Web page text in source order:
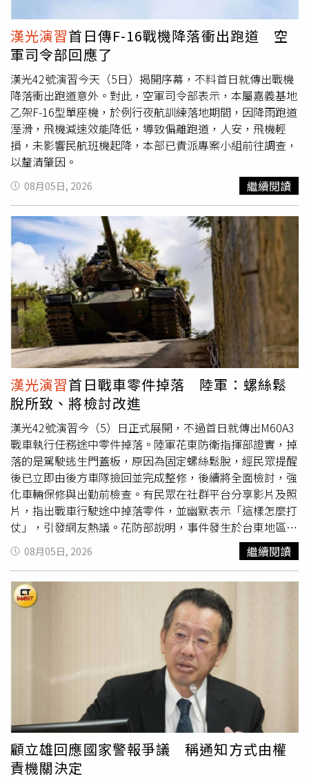
漢光演習首日傳F-16戰機降落衝出跑道 空
軍司令部回應了
漢光42號演習今天（5日）揭開序幕，不料首日就傳出戰機
降落衝出跑道意外。對此，空軍司令部表示，本屬嘉義基地
乙架F-16型單座機，於例行夜航訓練落地期間，因降雨跑道
溼滑，飛機減速效能降低，導致偏離跑道，人安，飛機輕
損，未影響民航班機起降，本部已責派專案小組前往調查，
以釐清肇因。
08月05日, 2026 繼續閱讀
漢光演習首日戰車零件掉落 陸軍：螺絲鬆
脫所致、將檢討改進
漢光42號演習今（5）日正式展開，不過首日就傳出M60A3
戰車執行任務途中零件掉落。陸軍花東防衛指揮部證實，掉
落的是駕駛逃生門蓋板，原因為固定螺絲鬆脫，經民眾提醒
後已立即由後方車隊撿回並完成整修，後續將全面檢討，強
化車輛保修與出勤前檢查。有民眾在社群平台分享影片及照
片，指出戰車行駛途中掉落零件，並幽默表示「這樣怎麼打
仗」，引發網友熱議。花防部說明，事件發生於台東地區指
揮部執行任務期間，車輛行經台東市志航路一段時，駕駛逃
生門蓋板因固定螺絲鬆脫掉落，在熱心民眾提醒下，後方車
隊立即將零件撿回，並完成修復。花防部表示，將要求各單
位落實任務前車輛檢查，並持續深化官兵保修教育，檢討相
關作業流程，以維持裝備妥善率與部隊整體戰力。據了解，
掉落的逃生門蓋板平時並不會使用，但仍須保持可正常開啟
狀態，因此此次事件也反映出車輛檢查仍有精進空間。分享
影片的網友則表示，希望外界將焦點放在安全問題，而非責
怪執行任務的官兵。他認為，這次所幸僅是零件掉落，未造
成人員受傷，相關單位應釐清原因、改善流程，避免類似情
況再次發生，才是最重要的。
08月05日, 2026 繼續閱讀
顧立雄回應國家警報爭議 稱通知方式由權
責機關決定